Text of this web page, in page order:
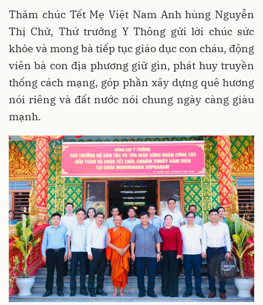
Thăm chúc Tết Mẹ Việt Nam Anh hùng Nguyễn
Thị Chữ, Thứ trưởng Y Thông gửi lời chúc sức
khỏe và mong bà tiếp tục giáo dục con cháu, động
viên bà con địa phương giữ gìn, phát huy truyền
thống cách mạng, góp phần xây dựng quê hương
nói riêng và đất nước nói chung ngày càng giàu
mạnh.